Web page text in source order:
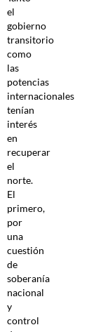
el
gobierno
transitorio
como
las
potencias
internacionales
tenían
interés
en
recuperar
el
norte.
El
primero,
por
una
cuestión
de
soberanía
nacional
y
control